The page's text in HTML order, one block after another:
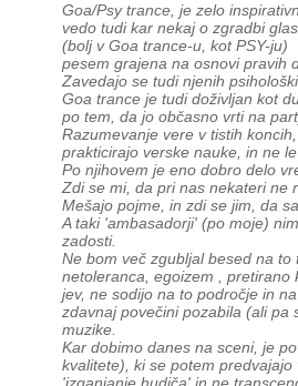
Goa/Psy trance, je zelo
vedo tudi kar nekaj o zgradbi
(bolj v Goa trance-u, kot PSY-ju)
pesem grajena na osnovi pravih
Zavedajo se tudi njenih
Goa trance je tudi doživljan kot
po tem, da jo občasno vrti na
Razumevanje vere v tistih
prakticirajo verske nauke, in ne
Po njihovem je eno dobro delo
Zdi se mi, da pri nas nekateri ne
Mešajo pojme, in zdi se jim, da
A taki 'ambasadorji' (po moje)
zadosti.
Ne bom več zgubljal besed na
netoleranca, egoizem , pretirano
jev, ne sodijo na to področje in
zdavnaj povečini pozabila (ali pa
muzike.
Kar dobimo danes na sceni, je
kvalitete), ki se potem